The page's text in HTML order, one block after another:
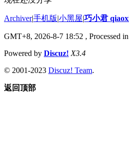
Archiver|手机版|小黑屋|巧小君
GMT+8, 2026-8-7 18:52 , Processed
Powered by Discuz! X3.4
© 2001-2023 Discuz! Team.
返回顶部